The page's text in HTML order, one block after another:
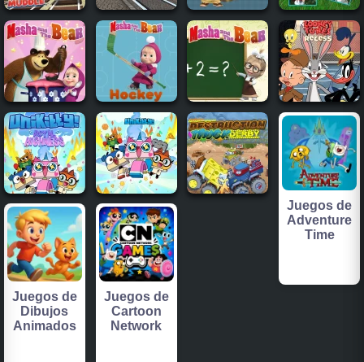
Juegos de
Adventure
Time
Juegos de
Dibujos
Animados
Juegos de
Cartoon
Network